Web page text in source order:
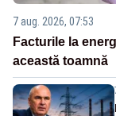
7 aug. 2026, 07:53
Facturile la
această toamnă